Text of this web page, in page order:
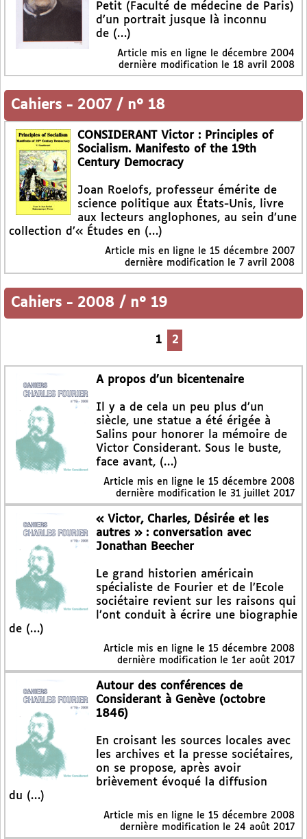
Petit (Faculté de médecine de Paris)
d’un portrait jusque là inconnu
de (…)
Article mis en ligne le décembre 2004
dernière modification le 18 avril 2008
Cahiers - 2007 / n° 18
CONSIDERANT Victor : Principles of
Socialism. Manifesto of the 19th
Century Democracy
Joan Roelofs, professeur émérite de
science politique aux États-Unis, livre
aux lecteurs anglophones, au sein d’une
collection d’« Études en (…)
Article mis en ligne le 15 décembre 2007
dernière modification le 7 avril 2008
Cahiers - 2008 / n° 19
1 2
A propos d’un bicentenaire
Il y a de cela un peu plus d’un
siècle, une statue a été érigée à
Salins pour honorer la mémoire de
Victor Considerant. Sous le buste,
face avant, (…)
Article mis en ligne le 15 décembre 2008
dernière modification le 31 juillet 2017
« Victor, Charles, Désirée et les
autres » : conversation avec
Jonathan Beecher
Le grand historien américain
spécialiste de Fourier et de l’Ecole
sociétaire revient sur les raisons qui
l’ont conduit à écrire une biographie
de (…)
Article mis en ligne le 15 décembre 2008
dernière modification le 1er août 2017
Autour des conférences de
Considerant à Genève (octobre
1846)
En croisant les sources locales avec
les archives et la presse sociétaires,
on se propose, après avoir
brièvement évoqué la diffusion
du (…)
Article mis en ligne le 15 décembre 2008
dernière modification le 24 août 2017